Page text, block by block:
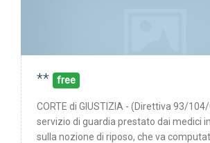
pubblicata:00/00/00
** free
CORTE di GIUSTIZIA - (Direttiva 93/104/
servizio di guardia prestato dai medici
sulla nozione di riposo, che va